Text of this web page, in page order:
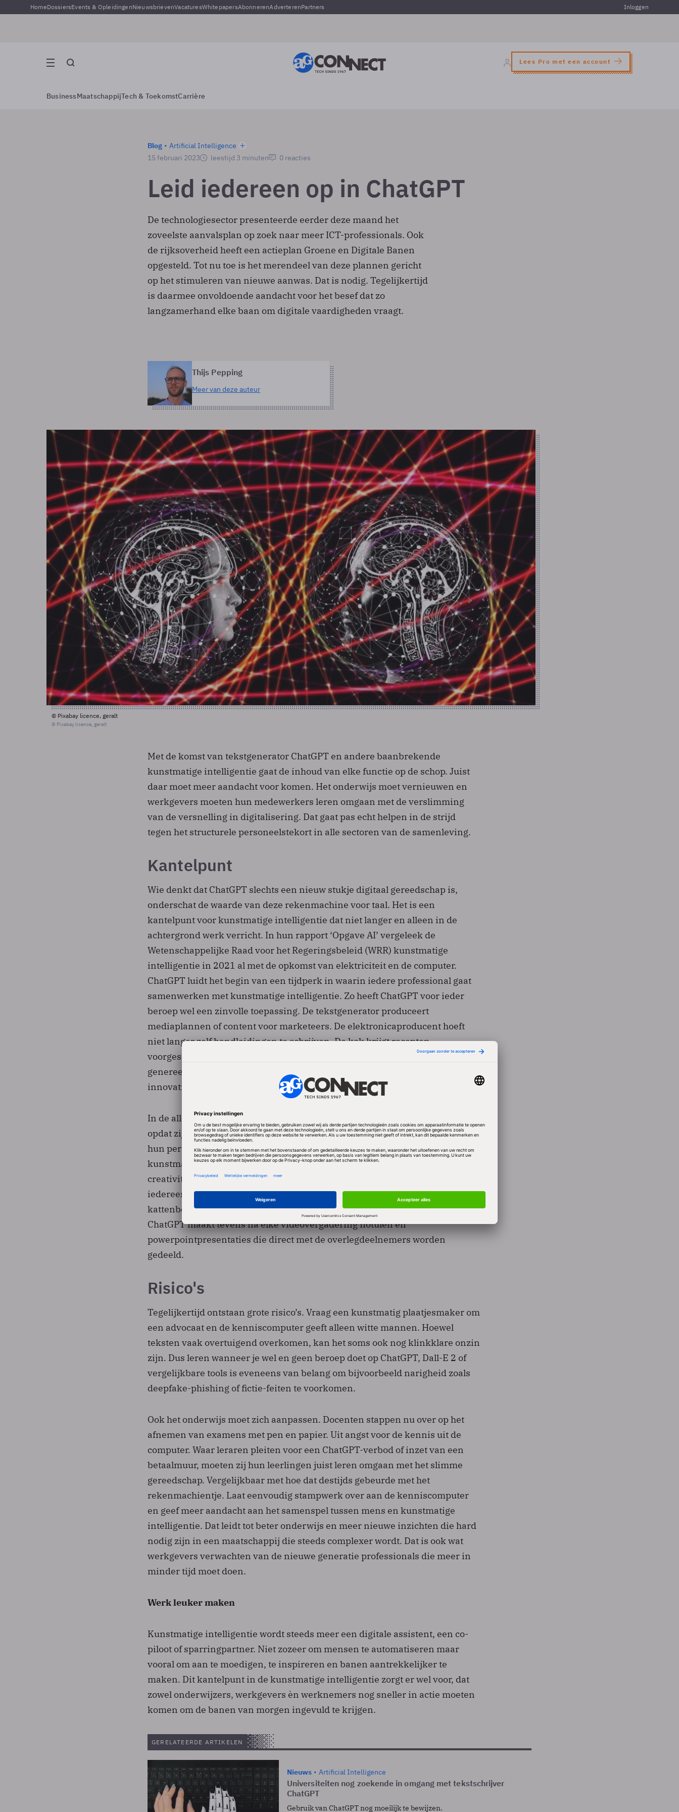
HomeDossiersEvents & OpleidingenNieuwsbrievenVacaturesWhitepapersAbonnerenAdverterenPartners Inloggen
Lees Pro met een account
BusinessMaatschappijTech & ToekomstCarrière
Blog
Artificial Intelligence
15 februari 2023
leestijd 3 minuten 0 reacties
Leid iedereen op in ChatGPT
De technologiesector presenteerde eerder deze maand het
zoveelste aanvalsplan op zoek naar meer ICT-professionals. Ook
de rijksoverheid heeft een actieplan Groene en Digitale Banen
opgesteld. Tot nu toe is het merendeel van deze plannen gericht
op het stimuleren van nieuwe aanwas. Dat is nodig. Tegelijkertijd
is daarmee onvoldoende aandacht voor het besef dat zo
langzamerhand elke baan om digitale vaardigheden vraagt.
Thijs Pepping
Meer van deze auteur
© Pixabay licence, geralt
© Pixabay licence, geralt
Met de komst van tekstgenerator ChatGPT en andere baanbrekende
kunstmatige intelligentie gaat de inhoud van elke functie op de schop. Juist
daar moet meer aandacht voor komen. Het onderwijs moet vernieuwen en
werkgevers moeten hun medewerkers leren omgaan met de verslimming
van de versnelling in digitalisering. Dat gaat pas echt helpen in de strijd
tegen het structurele personeelstekort in alle sectoren van de samenleving.
Kantelpunt
Wie denkt dat ChatGPT slechts een nieuw stukje digitaal gereedschap is,
onderschat de waarde van deze rekenmachine voor taal. Het is een
kantelpunt voor kunstmatige intelligentie dat niet langer en alleen in de
achtergrond werk verricht. In hun rapport ‘Opgave AI’ vergeleek de
Wetenschappelijke Raad voor het Regeringsbeleid (WRR) kunstmatige
intelligentie in 2021 al met de opkomst van elektriciteit en de computer.
ChatGPT luidt het begin van een tijdperk in waarin iedere professional gaat
samenwerken met kunstmatige intelligentie. Zo heeft ChatGPT voor ieder
beroep wel een zinvolle toepassing. De tekstgenerator produceert
mediaplannen of content voor marketeers. De elektronicaproducent hoeft
niet langer zelf handleidingen te schrijven. De kok krijgt recepten
voorgeschoteld op basis van ingrediënten uit zijn koelkast. En ChatGPT
genereert computercodes voor de programmeur. Kortom, horizontale
innovatie die elk onderdeel van de economie voorgoed verandert.
In de alles-te-korten-economie moeten werkgevers aan de bak met ChatGPT
opdat zij hun medewerkers niet verliezen. Beter perspectief betekent dat zij
hun personeel moeten leren omgaan met de voor- en nadelen. Zo kan
kunstmatige intelligentie veel routinematig werk automatiseren. Maar ook
creativiteit democratiseren. Met de juiste woorden in de tekstbalk kan
iedereen tekenaar, dichter of geluidstechnicus zijn. Email-concepten en
kattenbelletjes in Word-documenten worden straks automatisch afgemaakt.
ChatGPT maakt tevens na elke videovergadering notulen en
powerpointpresentaties die direct met de overlegdeelnemers worden
gedeeld.
Risico's
Tegelijkertijd ontstaan grote risico’s. Vraag een kunstmatig plaatjesmaker om
een advocaat en de kenniscomputer geeft alleen witte mannen. Hoewel
teksten vaak overtuigend overkomen, kan het soms ook nog klinkklare onzin
zijn. Dus leren wanneer je wel en geen beroep doet op ChatGPT, Dall-E 2 of
vergelijkbare tools is eveneens van belang om bijvoorbeeld narigheid zoals
deepfake-phishing of fictie-feiten te voorkomen.
Ook het onderwijs moet zich aanpassen. Docenten stappen nu over op het
afnemen van examens met pen en papier. Uit angst voor de kennis uit de
computer. Waar leraren pleiten voor een ChatGPT-verbod of inzet van een
betaalmuur, moeten zij hun leerlingen juist leren omgaan met het slimme
gereedschap. Vergelijkbaar met hoe dat destijds gebeurde met het
rekenmachientje. Laat eenvoudig stampwerk over aan de kenniscomputer
en geef meer aandacht aan het samenspel tussen mens en kunstmatige
intelligentie. Dat leidt tot beter onderwijs en meer nieuwe inzichten die hard
nodig zijn in een maatschappij die steeds complexer wordt. Dat is ook wat
werkgevers verwachten van de nieuwe generatie professionals die meer in
minder tijd moet doen.
Werk leuker maken
Kunstmatige intelligentie wordt steeds meer een digitale assistent, een co-
piloot of sparringpartner. Niet zozeer om mensen te automatiseren maar
vooral om aan te moedigen, te inspireren en banen aantrekkelijker te
maken. Dit kantelpunt in de kunstmatige intelligentie zorgt er wel voor, dat
zowel onderwijzers, werkgevers èn werknemers nog sneller in actie moeten
komen om de banen van morgen ingevuld te krijgen.
GERELATEERDE ARTIKELEN
Nieuws Artificial Intelligence
Universiteiten nog zoekende in omgang met tekstschrijver
ChatGPT
Gebruik van ChatGPT nog moeilijk te bewijzen.